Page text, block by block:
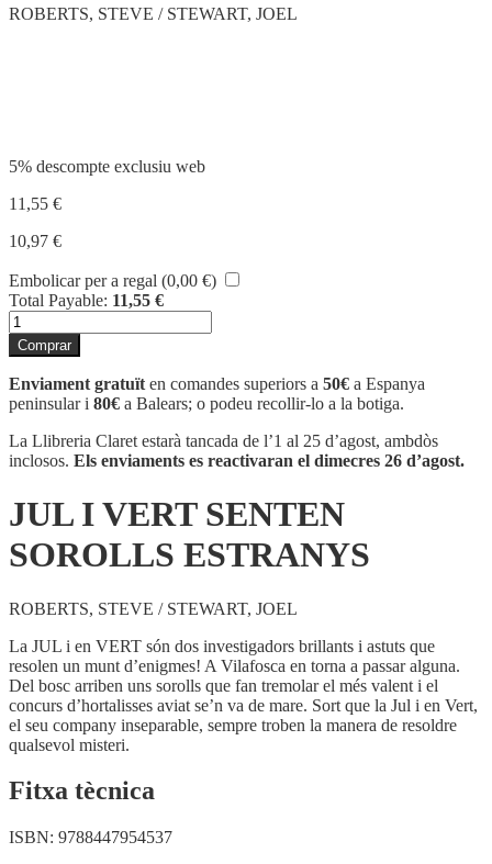
ROBERTS, STEVE / STEWART, JOEL
5% descompte exclusiu web
11,55 €
10,97 €
Embolicar per a regal (0,00 €)
Total Payable: 11,55 €
quantitat
de
JUL
I
VERT
SENTEN
SOROLLS
ESTRANYS
Comprar
Enviament gratuït en comandes superiors a 50€ a Espanya
peninsular i 80€ a Balears; o podeu recollir-lo a la botiga.
La Llibreria Claret estarà tancada de l’1 al 25 d’agost, ambdòs
inclosos. Els enviaments es reactivaran el dimecres 26 d’agost.
JUL I VERT SENTEN
SOROLLS ESTRANYS
ROBERTS, STEVE / STEWART, JOEL
La JUL i en VERT són dos investigadors brillants i astuts que
resolen un munt d’enigmes! A Vilafosca en torna a passar alguna.
Del bosc arriben uns sorolls que fan tremolar el més valent i el
concurs d’hortalisses aviat se’n va de mare. Sort que la Jul i en Vert,
el seu company inseparable, sempre troben la manera de resoldre
qualsevol misteri.
Fitxa tècnica
ISBN: 9788447954537